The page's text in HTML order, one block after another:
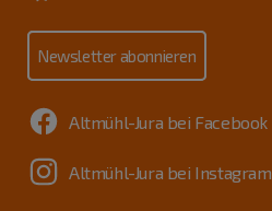
Newsletter abonnieren
Altmühl-Jura bei Facebook
Altmühl-Jura bei Instagram